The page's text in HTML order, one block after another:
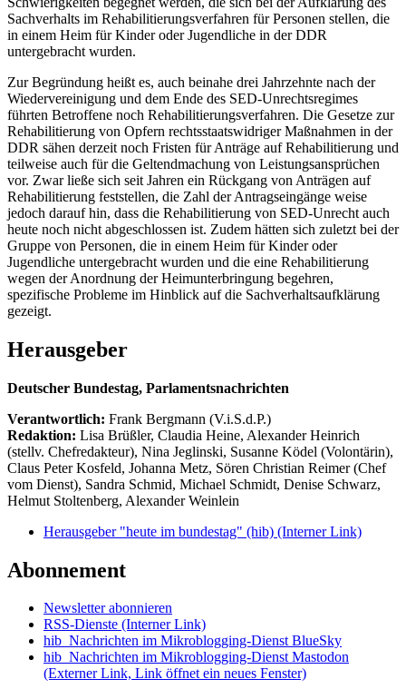
Sachverhalts im Rehabilitierungsverfahren für Personen stellen, die
in einem Heim für Kinder oder Jugendliche in der DDR
untergebracht wurden.
Zur Begründung heißt es, auch beinahe drei Jahrzehnte nach der
Wiedervereinigung und dem Ende des SED-Unrechtsregimes
führten Betroffene noch Rehabilitierungsverfahren. Die Gesetze zur
Rehabilitierung von Opfern rechtsstaatswidriger Maßnahmen in der
DDR sähen derzeit noch Fristen für Anträge auf Rehabilitierung und
teilweise auch für die Geltendmachung von Leistungsansprüchen
vor. Zwar ließe sich seit Jahren ein Rückgang von Anträgen auf
Rehabilitierung feststellen, die Zahl der Antragseingänge weise
jedoch darauf hin, dass die Rehabilitierung von SED-Unrecht auch
heute noch nicht abgeschlossen ist. Zudem hätten sich zuletzt bei der
Gruppe von Personen, die in einem Heim für Kinder oder
Jugendliche untergebracht wurden und die eine Rehabilitierung
wegen der Anordnung der Heimunterbringung begehren,
spezifische Probleme im Hinblick auf die Sachverhaltsaufklärung
gezeigt.
Herausgeber
Deutscher Bundestag, Parlamentsnachrichten
Verantwortlich: Frank Bergmann (V.i.S.d.P.)
Redaktion: Lisa Brüßler, Claudia Heine, Alexander Heinrich
(stellv. Chefredakteur), Nina Jeglinski, Susanne Ködel (Volontärin),
Claus Peter Kosfeld, Johanna Metz, Sören Christian Reimer (Chef
vom Dienst), Sandra Schmid, Michael Schmidt, Denise Schwarz,
Helmut Stoltenberg, Alexander Weinlein
Herausgeber "heute im bundestag" (hib) (Interner Link)
Abonnement
Newsletter abonnieren
RSS-Dienste (Interner Link)
hib_Nachrichten im Mikroblogging-Dienst BlueSky
hib_Nachrichten im Mikroblogging-Dienst Mastodon
(Externer Link, Link öffnet ein neues Fenster)